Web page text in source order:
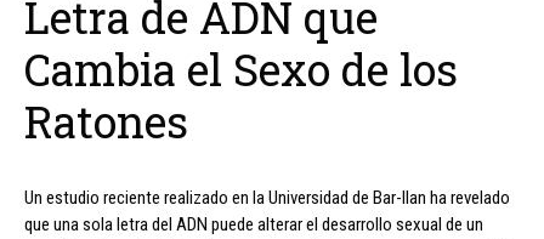
Letra de ADN que
Cambia el Sexo de los
Ratones
Un estudio reciente realizado en la Universidad de Bar-Ilan ha revelado
que una sola letra del ADN puede alterar el desarrollo sexual de un